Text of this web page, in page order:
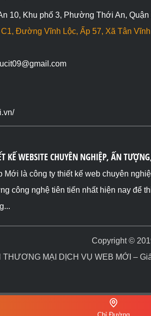
10, Khu phố 3, Phường Thới An, Quận
Đường Vĩnh Lộc, Ấp 57, Xã Tân
KẾ WEBSITE CHUYÊN NGHIỆP, ẤN
Mới là công ty thiết kế web chuyên
công nghệ tiên tiến nhất hiện nay để
Copyright ©
THƯƠNG MẠI DỊCH VỤ WEB MỚI –